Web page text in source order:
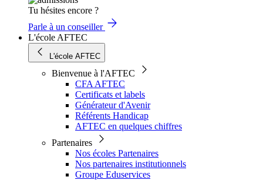
Tu hésites encore ?
Parle à un conseiller
L'école AFTEC
L'école AFTEC
Bienvenue à l'AFTEC
CFA AFTEC
Certificats et labels
Générateur d'Avenir
Référents Handicap
AFTEC en quelques chiffres
Partenaires
Nos écoles Partenaires
Nos partenaires institutionnels
Groupe Eduservices